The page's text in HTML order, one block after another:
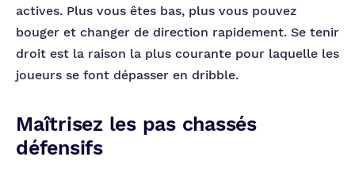
actives. Plus vous êtes bas, plus vous pouvez
bouger et changer de direction rapidement. Se tenir
droit est la raison la plus courante pour laquelle les
joueurs se font dépasser en dribble.
Maîtrisez les pas chassés
défensifs